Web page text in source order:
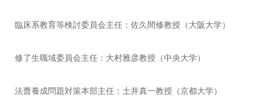
臨床系教育等検討委員会主任：佐久間修教授（大阪大学）
修了生職域委員会主任：大村雅彦教授（中央大学）
法曹養成問題対策本部主任：土井真一教授（京都大学）